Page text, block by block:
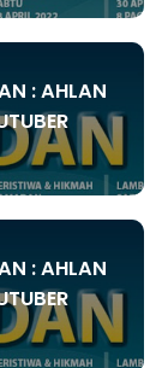
: AHLAN
: AHLAN